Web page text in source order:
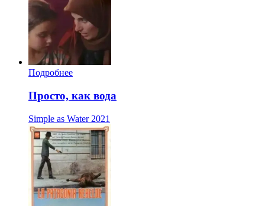
Подробнее
Просто, как вода
Simple as Water 2021